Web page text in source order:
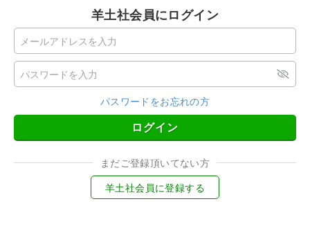
羊土社会員にログイン
パスワードをお忘れの方
ログイン
まだご登録頂いてない方
羊土社会員に登録する